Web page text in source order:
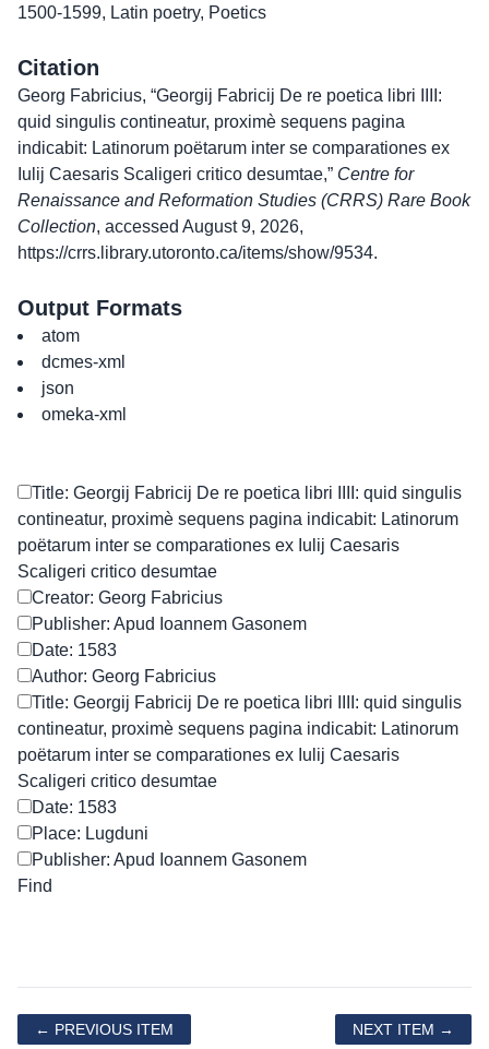
1500-1599, Latin poetry, Poetics
Citation
Georg Fabricius, “Georgij Fabricij De re poetica libri IIII:
quid singulis contineatur, proximè sequens pagina
indicabit: Latinorum poëtarum inter se comparationes ex
Iulij Caesaris Scaligeri critico desumtae,” Centre for
Renaissance and Reformation Studies (CRRS) Rare Book
Collection, accessed August 9, 2026,
https://crrs.library.utoronto.ca/items/show/9534.
Output Formats
atom
dcmes-xml
json
omeka-xml
Title: Georgij Fabricij De re poetica libri IIII: quid singulis
contineatur, proximè sequens pagina indicabit: Latinorum
poëtarum inter se comparationes ex Iulij Caesaris
Scaligeri critico desumtae
Creator: Georg Fabricius
Publisher: Apud Ioannem Gasonem
Date: 1583
Author: Georg Fabricius
Title: Georgij Fabricij De re poetica libri IIII: quid singulis
contineatur, proximè sequens pagina indicabit: Latinorum
poëtarum inter se comparationes ex Iulij Caesaris
Scaligeri critico desumtae
Date: 1583
Place: Lugduni
Publisher: Apud Ioannem Gasonem
← PREVIOUS ITEM NEXT ITEM →